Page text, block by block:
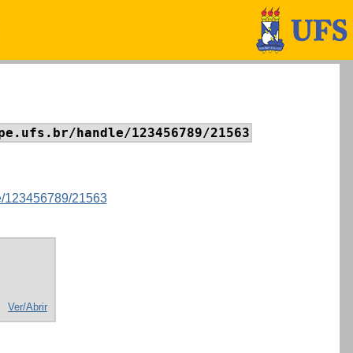
handle/123456789/21563
123456789/21563
Ver/Abrir